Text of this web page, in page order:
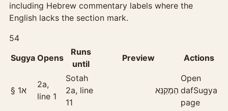
including Hebrew commentary labels where the
English lacks the section mark.
54
Sugya Opens
Runs
until
Preview Actions
§ 1א
2a,
line 1
Sotah
2a, line
11
הַמְקַנֵּא
Open
dafSugya
page